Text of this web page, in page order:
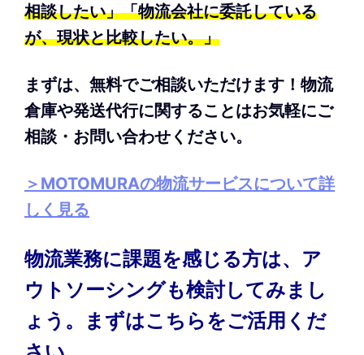
相談したい」「物流会社に委託している
が、現状と比較したい。」
まずは、無料でご相談いただけます！物流
倉庫や発送代行に関することはお気軽にご
相談・お問い合わせください。
＞MOTOMURAの物流サービスについて詳
しく見る
物流業務に課題を感じる方は、ア
ウトソーシングも検討してみまし
ょう。まずはこちらをご活用くだ